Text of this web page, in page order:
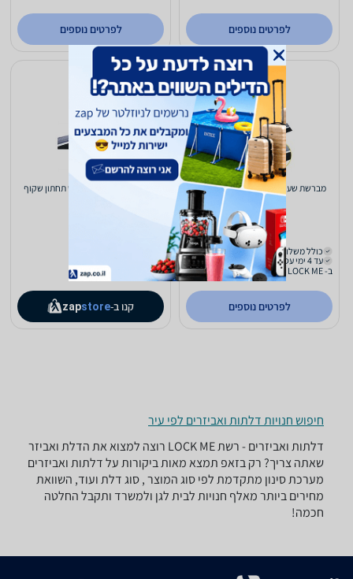
לפרטים נוספים לפרטים נוספים
מברשת שערות לדלת לפס תחתון שקוף
59
₪
כולל משלוח (₪22)
עד 4 ימי עסקים
ב- LOCK ME
לפרטים נוספים
מברשת שערות לדלת לפס תחתון שקוף
קנו ב- zapstore
חיפוש חנויות דלתות ואביזרים לפי עיר
דלתות ואביזרים - ‏רשת ‏LOCK ME רוצה למצוא את הדלת ואביזר
שאתה צריך? רק בזאפ תמצא מאות ביקורות על דלתות ואביזרים
מערכת סינון מתקדמת לפי סוג המוצר , סוג דלת ועוד, השוואת
מחירים ביותר מאלף חנויות לבית לגן ולמשרד ותקבל החלטה
חכמה!